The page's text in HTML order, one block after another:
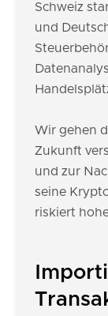
Schweiz
und
Wir gehen
Zukunft
und zur
seine
riskiert